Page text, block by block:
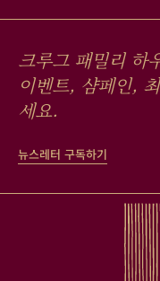
크루그 패밀리 하
이벤트, 샴페인,
세요.
뉴스레터 구독하기